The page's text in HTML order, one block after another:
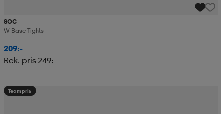
SOC
W Base Tights
209:-
Rek. pris 249:-
Teampris